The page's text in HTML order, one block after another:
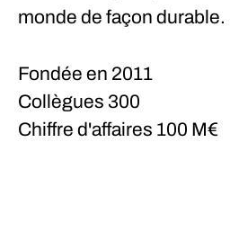
monde de façon durable.
Fondée en 2011
Collègues 300
Chiffre d'affaires 100 M€